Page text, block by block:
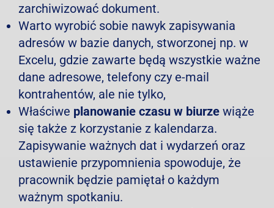
zarchiwizować dokument.
Warto wyrobić sobie nawyk zapisywania
adresów w bazie danych, stworzonej np. w
Excelu, gdzie zawarte będą wszystkie ważne
dane adresowe, telefony czy e-mail
kontrahentów, ale nie tylko,
Właściwe planowanie czasu w biurze wiąże
się także z korzystanie z kalendarza.
Zapisywanie ważnych dat i wydarzeń oraz
ustawienie przypomnienia spowoduje, że
pracownik będzie pamiętał o każdym
ważnym spotkaniu.